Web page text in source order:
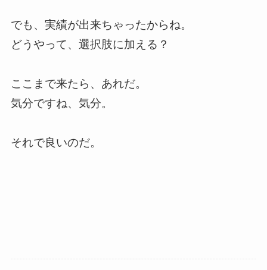
でも、実績が出来ちゃったからね。
どうやって、選択肢に加える？
ここまで来たら、あれだ。
気分ですね、気分。
それで良いのだ。